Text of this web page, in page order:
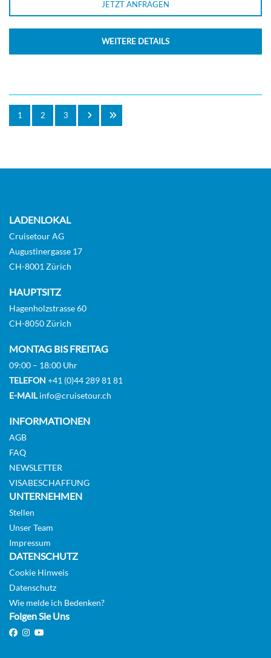
JETZT ANFRAGEN
WEITERE DETAILS
1 2 3
LADENLOKAL
Cruisetour AG
Augustinergasse 17
CH-8001 Zürich
HAUPTSITZ
Hagenholzstrasse 60
CH-8050 Zürich
MONTAG BIS FREITAG
09:00 – 18:00 Uhr
TELEFON +41 (0)44 289 81 81
E-MAILinfo@cruisetour.ch
INFORMATIONEN
AGB
FAQ
NEWSLETTER
VISABESCHAFFUNG
UNTERNEHMEN
Stellen
Unser Team
Impressum
DATENSCHUTZ
Cookie Hinweis
Datenschutz
Wie melde ich Bedenken?
Folgen Sie Uns